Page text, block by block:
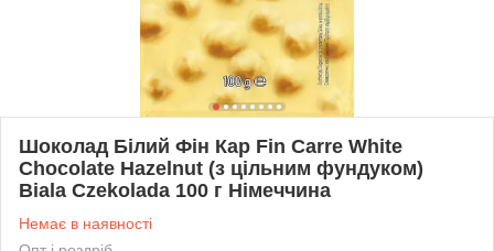
Шоколад Білий Фін Кар Fin Carre White
Chocolate Hazelnut (з цільним фундуком)
Biala Czekolada 100 г Німеччина
Немає в наявності